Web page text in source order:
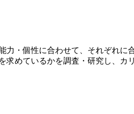
力・個性に合わせて、それぞれ
求めているかを調査・研究し、カ